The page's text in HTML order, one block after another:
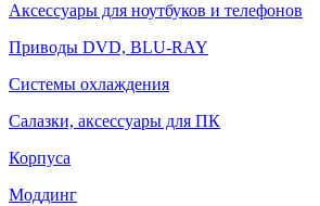
Аксессуары для ноутбуков и телефонов
Приводы DVD, BLU-RAY
Системы охлаждения
Салазки, аксессуары для ПК
Корпуса
Моддинг